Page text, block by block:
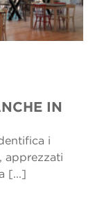
IN
i
apprezzati
[...]